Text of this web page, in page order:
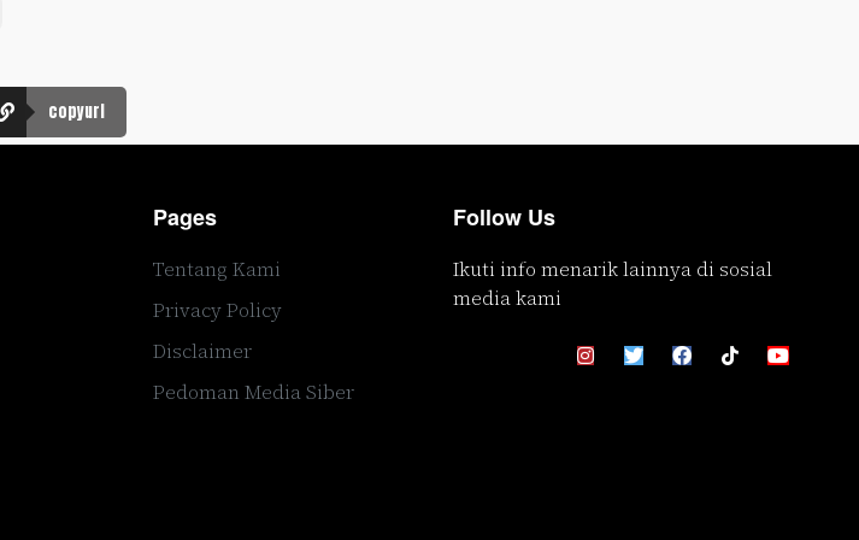
copyurl
Pages
Tentang Kami
Privacy Policy
Disclaimer
Pedoman Media Siber
Follow Us
Ikuti info menarik lainnya di sosial
media kami